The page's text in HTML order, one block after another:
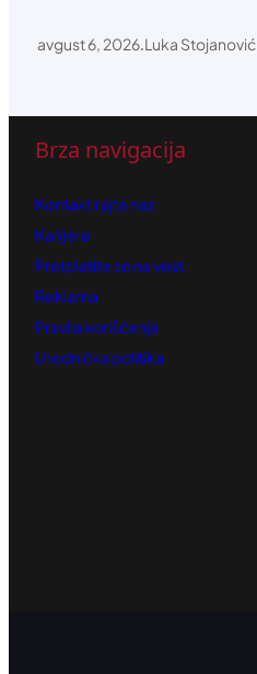
avgust 6, 2026.Luka Stojanović
Brza navigacija
Kontaktirajte nas
Karijera
Pretplatite se na vesti
Reklama
Pravila korišćenja
Urednička politika